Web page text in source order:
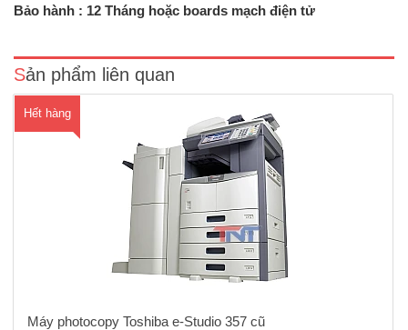
Bảo hành : 12 Tháng hoặc boards mạch điện tử
Sản phẩm liên quan
Hết hàng
biểu tượng lớn- Khổ giấy sao chụp: A3 – A5.- Tốc độ copy - in: 35
Máy photocopy Toshiba e-Studio 357 cũ